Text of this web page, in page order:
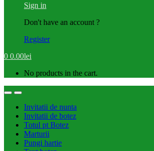
Sign in
Don't have an account ?
Register
0 0.00lei
No products in the cart.
Invitatii de nunta
Invitatii de botez
Totul pt Botez
Marturii
Pungi hartie